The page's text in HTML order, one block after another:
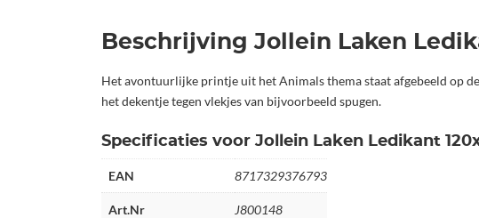
Beschrijving Jollein Laken
Het avontuurlijke printje uit het Animals thema staat afgebeeld op
het dekentje tegen vlekjes van bijvoorbeeld spugen.
Specificaties voor Jollein Laken Ledikant
EAN 8717329376793
Art.Nr J800148